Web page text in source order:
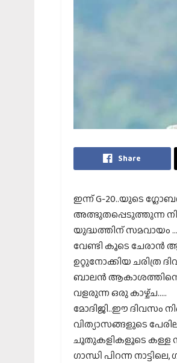
Share
ഇന്ന് G-20..യുടെ
അത്ഭുതപ്പെടുത്തുന്ന
യുദ്ധത്തിന് സമവായം
വേണ്ടി കൂടെ
ഉറ്റുനോക്കിയ ചരിത്ര
ബാലൻ ആകാശത്തിന്റെ
വളരുന്ന ഒരു കാഴ്ച്ച…..
മോദിജി..ഈ ദിവസം
വിത്യാസങ്ങളുടെ
ചൂതുകളികളൂടെ കള്ള
ഗാന്ധി പിറന്ന